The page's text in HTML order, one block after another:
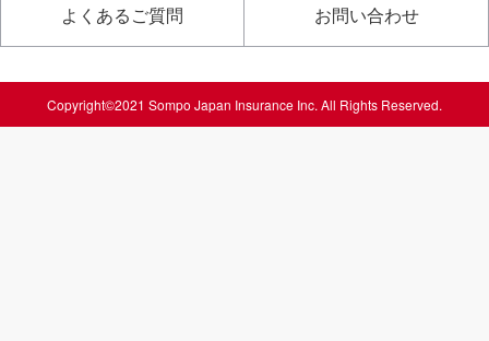
よくあるご質問 お問い合わせ
Copyright©2021 Sompo Japan Insurance Inc. All Rights Reserved.